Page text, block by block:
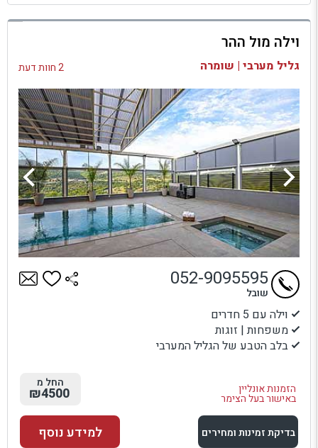
למתחם זה
בדיקת זמינות ומחירים
וילה מול ההר
גליל מערבי | שומרה 2 חוות דעת
וילה עם 5 חדרים
משפחות | זוגות
בלב הטבע של הגליל המערבי
הזמנות אונליין
באישור בעל הצימר
052-9095595
שובל
החל מ
₪4500
בדיקת זמינות ומחירים למידע נוסף